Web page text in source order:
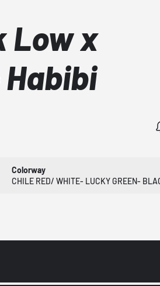
Low x
Colorway
CHILE RED/ WHITE- LUCKY GREEN-